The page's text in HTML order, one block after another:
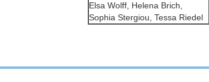
Elsa Wolff, Helena Brich,
Sophia Stergiou, Tessa Riedel